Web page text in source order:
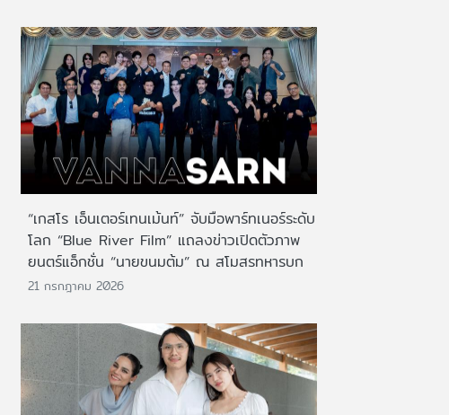
“เกสโร เอ็นเตอร์เทนเม้นท์” จับมือพาร์ทเนอร์ระดับ
โลก “Blue River Film” แถลงข่าวเปิดตัวภาพ
ยนตร์แอ็กชั่น “นายขนมต้ม” ณ สโมสรทหารบก
21 กรกฎาคม 2026